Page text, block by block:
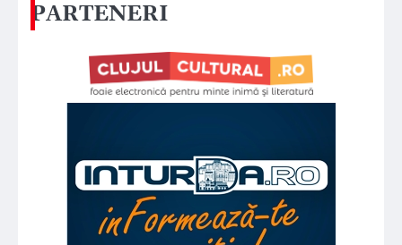
PARTENERI